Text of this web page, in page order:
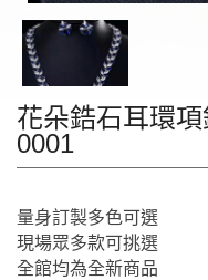
花朵鋯石耳環
0001
量身訂製多色可選
現場眾多款可挑選
全館均為全新商品